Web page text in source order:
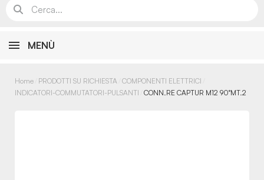
MENÙ
Home PRODOTTI SU RICHIESTA COMPONENTI ELETTRICI
INDICATORI-COMMUTATORI-PULSANTI CONN.RE CAPTUR M12 90°MT.2